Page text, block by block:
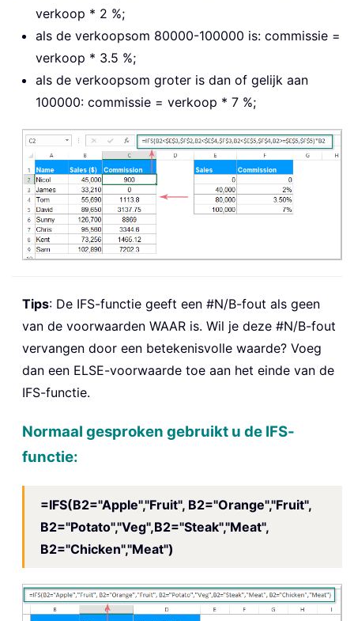
verkoop * 2 %;
als de verkoopsom 80000-100000 is: commissie =
verkoop * 3.5 %;
als de verkoopsom groter is dan of gelijk aan
100000: commissie = verkoop * 7 %;
Tips: De IFS-functie geeft een #N/B-fout als geen
van de voorwaarden WAAR is. Wil je deze #N/B-fout
vervangen door een betekenisvolle waarde? Voeg
dan een ELSE-voorwaarde toe aan het einde van de
IFS-functie.
Normaal gesproken gebruikt u de IFS-
functie:
=IFS(B2="Apple","Fruit", B2="Orange","Fruit",
B2="Potato","Veg",B2="Steak","Meat",
B2="Chicken","Meat")